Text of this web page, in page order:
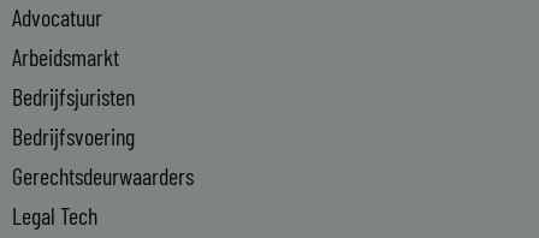
d
i
n
-
i
n
Advocatuur
Arbeidsmarkt
Bedrijfsjuristen
Bedrijfsvoering
Gerechtsdeurwaarders
Legal Tech